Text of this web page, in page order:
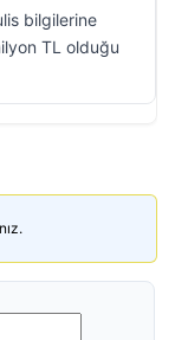
bilgilerine
TL olduğu